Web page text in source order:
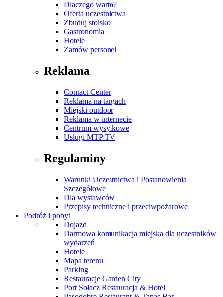
Dlaczego warto?
Oferta uczestnictwa
Zbuduj stoisko
Gastronomia
Hotele
Zamów personel
Reklama
Contact Center
Reklama na targach
Miejski outdoor
Reklama w internecie
Centrum wysyłkowe
Usługi MTP TV
Regulaminy
Warunki Uczestnictwa i Postanowienia
Szczegółowe
Dla wystawców
Przepisy techniczne i przeciwpożarowe
Podróż i pobyt
Dojazd
Darmowa komunikacja miejska dla uczestników
wydarzeń
Hotele
Mapa terenu
Parking
Restauracje Garden City
Port Sołacz Restauracja & Hotel